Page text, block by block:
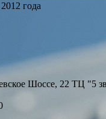
года
Шоссе, 22 ТЦ "5